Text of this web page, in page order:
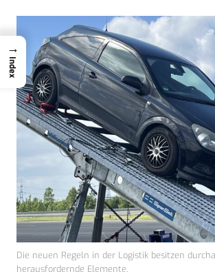
Die neuen Regeln in der Logistik besitzen
herausfordernde Elemente.
→
Index